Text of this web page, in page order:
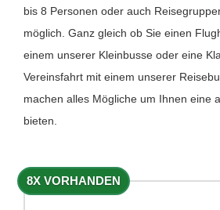
bis 8 Personen oder auch
möglich. Ganz gleich ob Sie einen
einem unserer Kleinbusse oder eine
Vereinsfahrt mit einem unserer
machen alles Mögliche um Ihnen eine
bieten.
8X VORHANDEN